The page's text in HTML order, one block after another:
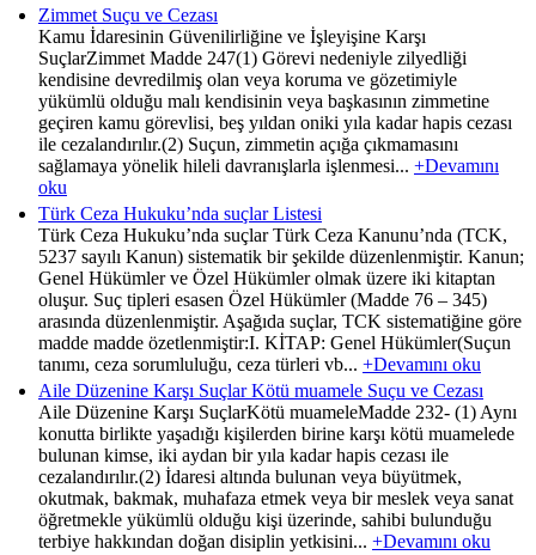
Zimmet Suçu ve Cezası
Kamu İdaresinin Güvenilirliğine ve İşleyişine Karşı
SuçlarZimmet Madde 247(1) Görevi nedeniyle zilyedliği
kendisine devredilmiş olan veya koruma ve gözetimiyle
yükümlü olduğu malı kendisinin veya başkasının zimmetine
geçiren kamu görevlisi, beş yıldan oniki yıla kadar hapis cezası
ile cezalandırılır.(2) Suçun, zimmetin açığa çıkmamasını
sağlamaya yönelik hileli davranışlarla işlenmesi... +Devamını
oku
Türk Ceza Hukuku’nda suçlar Listesi
Türk Ceza Hukuku’nda suçlar Türk Ceza Kanunu’nda (TCK,
5237 sayılı Kanun) sistematik bir şekilde düzenlenmiştir. Kanun;
Genel Hükümler ve Özel Hükümler olmak üzere iki kitaptan
oluşur. Suç tipleri esasen Özel Hükümler (Madde 76 – 345)
arasında düzenlenmiştir. Aşağıda suçlar, TCK sistematiğine göre
madde madde özetlenmiştir:I. KİTAP: Genel Hükümler(Suçun
tanımı, ceza sorumluluğu, ceza türleri vb... +Devamını oku
Aile Düzenine Karşı Suçlar Kötü muamele Suçu ve Cezası
Aile Düzenine Karşı SuçlarKötü muameleMadde 232- (1) Aynı
konutta birlikte yaşadığı kişilerden birine karşı kötü muamelede
bulunan kimse, iki aydan bir yıla kadar hapis cezası ile
cezalandırılır.(2) İdaresi altında bulunan veya büyütmek,
okutmak, bakmak, muhafaza etmek veya bir meslek veya sanat
öğretmekle yükümlü olduğu kişi üzerinde, sahibi bulunduğu
terbiye hakkından doğan disiplin yetkisini... +Devamını oku